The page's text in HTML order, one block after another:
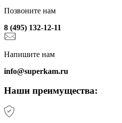
Позвоните нам
8 (495) 132-12-11
Напишите нам
info@superkam.ru
Наши преимущества: